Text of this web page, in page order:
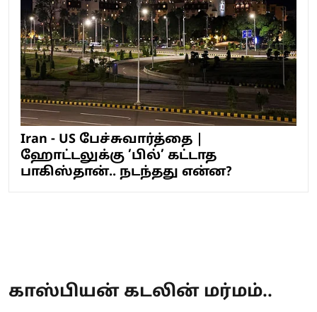
Iran - US பேச்சுவார்த்தை |
ஹோட்டலுக்கு ’பில்’ கட்டாத
பாகிஸ்தான்.. நடந்தது என்ன?
காஸ்பியன் கடலின் மர்மம்..